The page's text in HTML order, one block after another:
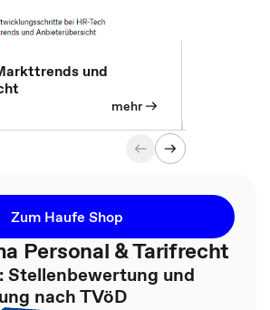
und
mehr
Zum Haufe Shop
Personal & Tarifrecht
Stellenbewertung und
nach TVöD